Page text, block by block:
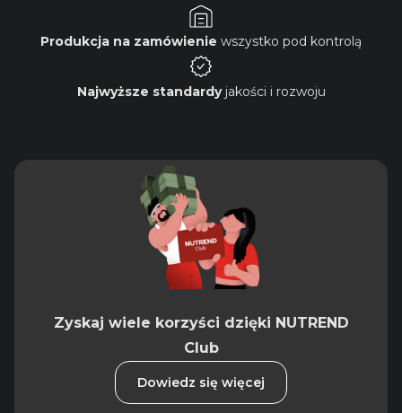
Produkcja na zamówienie wszystko pod kontrolą
Najwyższe standardyjakości i rozwoju
Zyskaj wiele korzyści dzięki NUTREND
Club
Dowiedz się więcej